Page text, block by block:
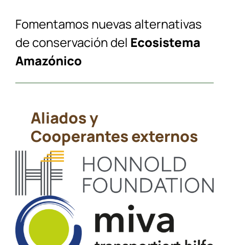
Fomentamos nuevas alternativas
de conservación del Ecosistema
Amazónico
Aliados y
Cooperantes externos